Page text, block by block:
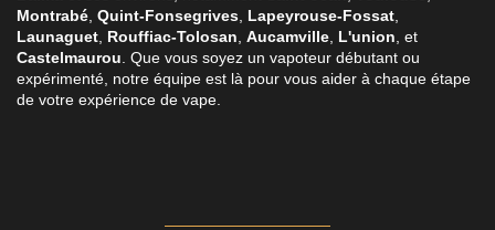
Montrabé Quint-Fonsegrives Lapeyrouse-Fossat
Launaguet Rouffiac-Tolosan Aucamville L'union , et
Castelmaurou . Que vous soyez un vapoteur débutant ou
expérimenté, notre équipe est là pour vous aider à chaque étape
de votre expérience de vape.